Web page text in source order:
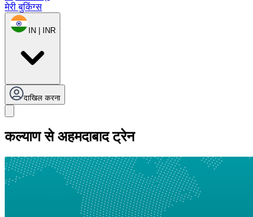
मेरी बुकिंग्स
IN | INR
दाखिल करना
कल्याण से अहमदाबाद ट्रेन